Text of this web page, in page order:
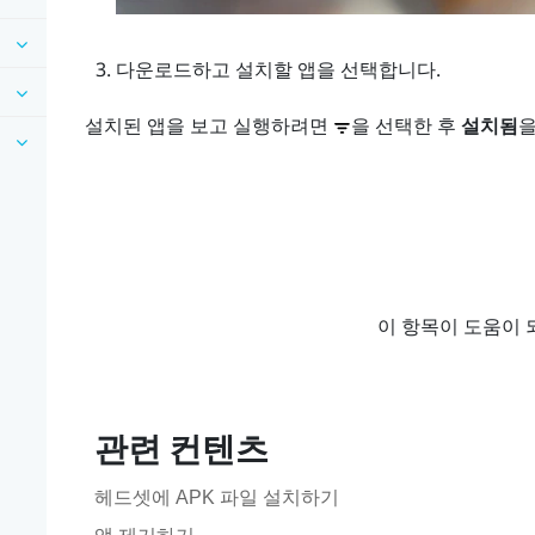
다운로드하고 설치할 앱을 선택합니다.
설치된 앱을 보고 실행하려면 을 선택한 후 설치됨
이 항목이 도움이
관련 컨텐츠
헤드셋에 APK 파일 설치하기